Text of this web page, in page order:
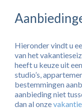
Hieronder vindt u
van het
heeft u keuze uit
studio’s,
bestemmingen
aanbieding niet
dan al onze